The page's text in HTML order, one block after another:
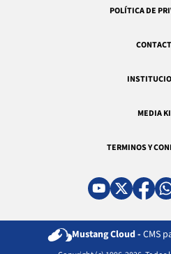
POLÍTICA DE
MEDIA
TERMINOS Y
Mustang Cloud - CMS